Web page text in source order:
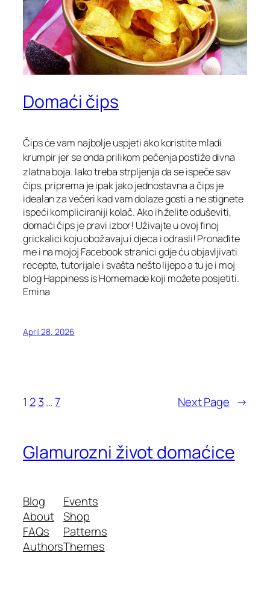
Domaći čips
Čips će vam najbolje uspjeti ako koristitemladi
krumpirjer se onda prilikom pečenja postižedivna
zlatna boja. Iako treba strpljenja da se ispeče sav
čips, priprema je ipak jako jednostavna a čips je
idealan za večeri kad vam dolaze gosti a ne stignete
ispeći kompliciraniji kolač. Ako ih želite oduševiti,
domaći čips je pravi izbor! Uživajte u ovoj finoj
grickalici koju obožavaju i djeca i odrasli! Pronađite
me i na mojoj Facebook stranici gdje ću objavljivati
recepte, tutorijale i svašta nešto lijepo a tu je i moj
blog Happiness is Homemade koji možete posjetiti.
Emina
April 28, 2026
1 2 3… 7 Next Page →
Glamurozni život domaćice
Blog
About
FAQs
Authors
Events
Shop
Patterns
Themes